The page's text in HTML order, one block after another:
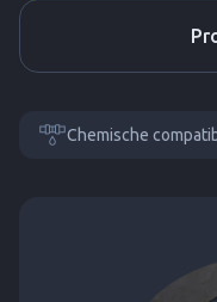
Chemische